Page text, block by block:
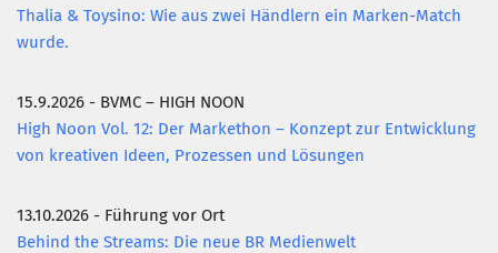
Thalia & Toysino: Wie aus zwei Händlern ein Marken-Match
wurde.
15.9.2026 - BVMC – HIGH NOON
High Noon Vol. 12: Der Markethon – Konzept zur Entwicklung
von kreativen Ideen, Prozessen und Lösungen
13.10.2026 - Führung vor Ort
Behind the Streams: Die neue BR Medienwelt